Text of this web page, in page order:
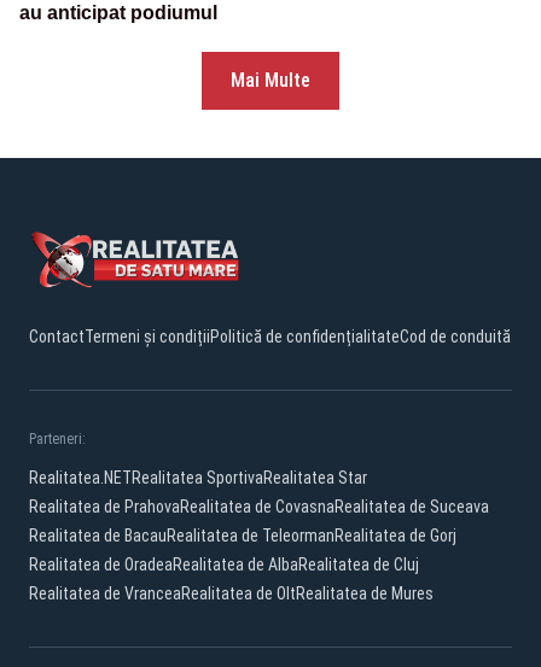
au anticipat podiumul
Mai Multe
ContactTermeni și condițiiPolitică de confidențialitateCod de conduită
Parteneri:
Realitatea.NETRealitatea SportivaRealitatea Star
Realitatea de PrahovaRealitatea de CovasnaRealitatea de Suceava
Realitatea de BacauRealitatea de TeleormanRealitatea de Gorj
Realitatea de OradeaRealitatea de AlbaRealitatea de Cluj
Realitatea de VranceaRealitatea de OltRealitatea de Mures